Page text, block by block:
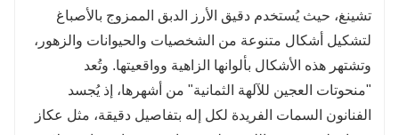
تشينغ، حيث يُستخدم دقيق الأرز الدبق الممزوج بالأصباغ
لتشكيل أشكال متنوعة من الشخصيات والحيوانات والزهور،
وتشتهر هذه الأشكال بألوانها الزاهية وواقعيتها. وتُعد
"منحوتات العجين للآلهة الثمانية" من أشهرها، إذ يُجسد
الفنانون السمات الفريدة لكل إله بتفاصيل دقيقة، مثل عكاز